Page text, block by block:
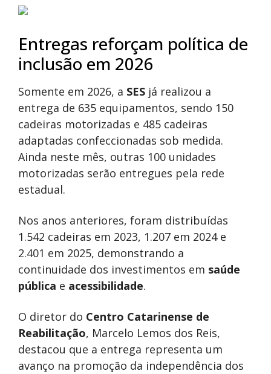
Entregas reforçam política de
inclusão em 2026
Somente em 2026, a SES já realizou a
entrega de 635 equipamentos, sendo 150
cadeiras motorizadas e 485 cadeiras
adaptadas confeccionadas sob medida.
Ainda neste mês, outras 100 unidades
motorizadas serão entregues pela rede
estadual.
Nos anos anteriores, foram distribuídas
1.542 cadeiras em 2023, 1.207 em 2024 e
2.401 em 2025, demonstrando a
continuidade dos investimentos em saúde
pública e acessibilidade.
O diretor do Centro Catarinense de
Reabilitação, Marcelo Lemos dos Reis,
destacou que a entrega representa um
avanço na promoção da independência dos